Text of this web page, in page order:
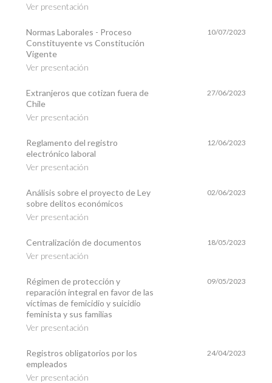
Ver presentación
Normas Laborales - Proceso
Constituyente vs Constitución
Vigente
Ver presentación
10/07/2023
Extranjeros que cotizan fuera de
Chile
Ver presentación
27/06/2023
Reglamento del registro
electrónico laboral
Ver presentación
12/06/2023
Análisis sobre el proyecto de Ley
sobre delitos económicos
Ver presentación
02/06/2023
Centralización de documentos
Ver presentación
18/05/2023
Régimen de protección y
reparación integral en favor de las
víctimas de femicidio y suicidio
feminista y sus familias
Ver presentación
09/05/2023
Registros obligatorios por los
empleados
Ver presentación
24/04/2023